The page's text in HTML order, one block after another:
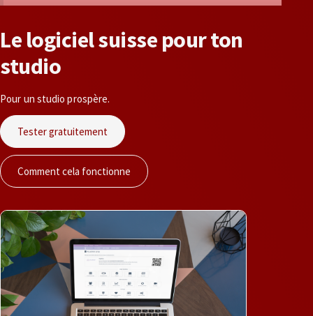
Le logicielsuisse pourton
studio
Pour un studio prospère.
Tester gratuitement
Comment cela fonctionne